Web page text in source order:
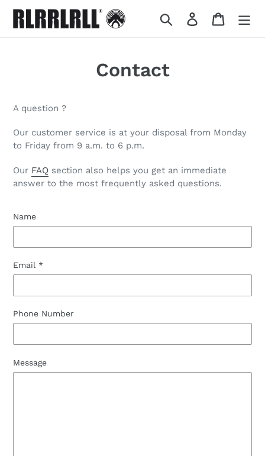
Skip
Search Log in Cart
Contact
A question ?
Our customer service is at your disposal from Monday
to Friday from 9 a.m. to 6 p.m.
Our FAQ section also helps you get an immediate
answer to the most frequently asked questions.
Name
Email *
Phone Number
Message